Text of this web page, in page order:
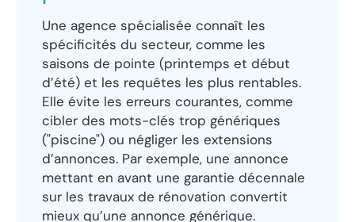
Une agence spécialisée connaît les
spécificités du secteur, comme les
saisons de pointe (printemps et début
d’été) et les requêtes les plus rentables.
Elle évite les erreurs courantes, comme
cibler des mots-clés trop génériques
("piscine") ou négliger les extensions
d’annonces. Par exemple, une annonce
mettant en avant une garantie décennale
sur les travaux de rénovation convertit
mieux qu’une annonce générique.